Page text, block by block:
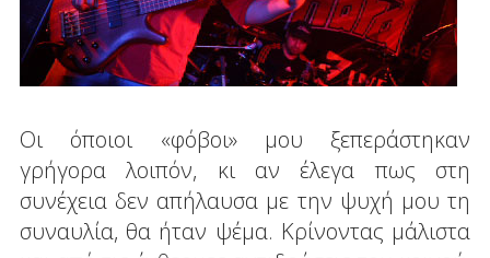
Οι όποιοι «φόβοι» μου ξεπεράστηκαν
γρήγορα λοιπόν, κι αν έλεγα πως στη
συνέχεια δεν απήλαυσα με την ψυχή μου τη
συναυλία, θα ήταν ψέμα. Κρίνοντας μάλιστα